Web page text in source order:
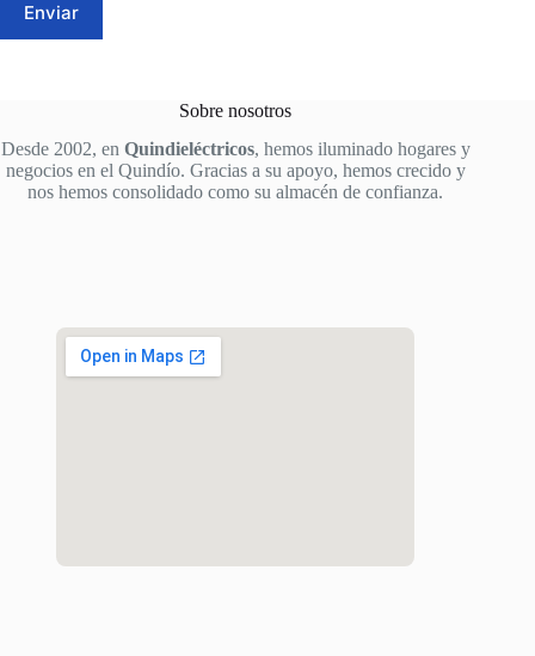
Enviar
Sobre nosotros
Desde 2002, en Quindieléctricos, hemos iluminado hogares y
negocios en el Quindío. Gracias a su apoyo, hemos crecido y
nos hemos consolidado como su almacén de confianza.